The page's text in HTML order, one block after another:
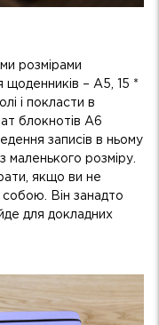
розмірами
щоденників – А5, 15 *
і покласти в
блокнотів А6
записів в ньому
маленького розміру.
якщо ви не
Він занадто
для докладних